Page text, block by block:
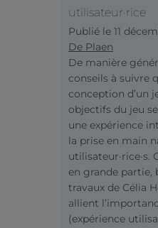
utilisateur·rice
Publié le 11
De Plaen
De manière
conseils à suivre
conception d’un
objectifs du jeu
une expérience
la prise en main
utilisateur·rice·s.
en grande partie,
travaux de Célia
allient
(expérience